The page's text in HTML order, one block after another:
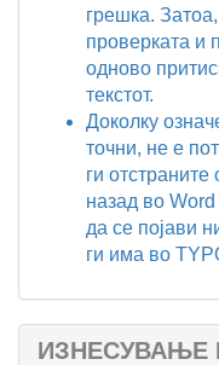
грешка.
проверката и
одново
текстот.
Доколку
точни, не е
ги
назад во
да се појави
ги има во
ИЗНЕСУВАЊЕ